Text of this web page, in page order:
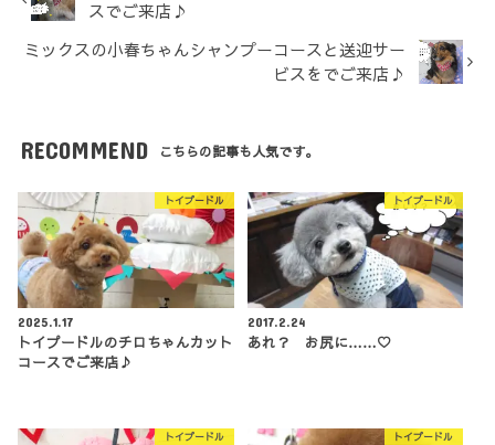
スでご来店♪
ミックスの小春ちゃんシャンプーコースと送迎サー
ビスをでご来店♪
RECOMMEND こちらの記事も人気です。
トイプードル
2025.1.17
トイプードルのチロちゃんカット
コースでご来店♪
トイプードル
2017.2.24
あれ？ お尻に……♡
トイプードル トイプードル